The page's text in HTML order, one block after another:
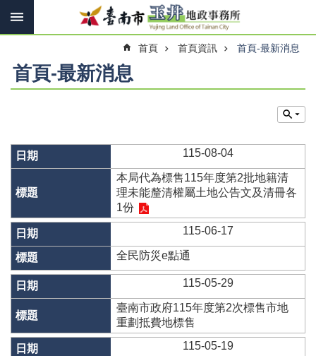
跳到主要內容區塊
搜
搜
尋
息
快
關
簡
介
線
上
辦
與
查
首頁 首頁資訊 首頁-最新消息
首頁-最新消息
115-08-04
本局代為標售115年度第2批地籍清
理未能釐清權屬土地公告文及清冊各
1份
115-06-17
全民防災e點通
115-05-29
臺南市政府115年度第2次標售市地
重劃抵費地標售
115-05-19